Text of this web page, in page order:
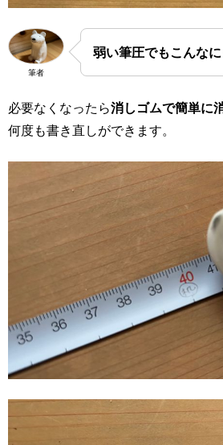
筆者
弱い筆圧でもこんなに
必要なくなったら消しゴムで簡単に
何度も書き直しができます。